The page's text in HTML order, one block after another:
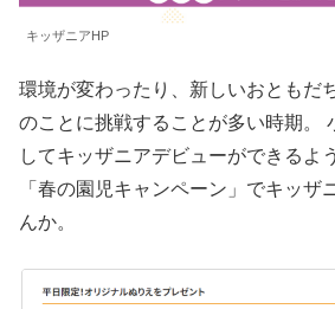
キッザニアHP
環境が変わったり、新しいおともだ
のことに挑戦することが多い時期。
してキッザニアデビューができるよ
「春の園児キャンペーン」でキッザ
んか。